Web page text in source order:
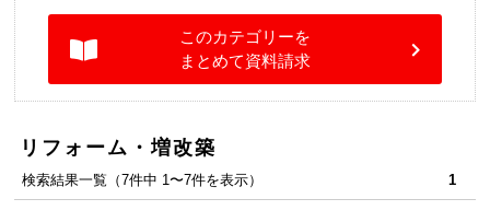
このカテゴリーを
まとめて資料請求
リフォーム・増改築
検索結果一覧（7件中 1〜7件を表示） 1